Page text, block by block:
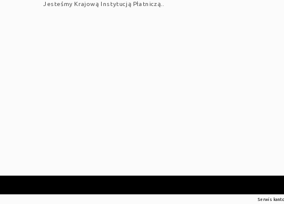
Jesteśmy Krajową Instytucją Płatniczą..
Serwis